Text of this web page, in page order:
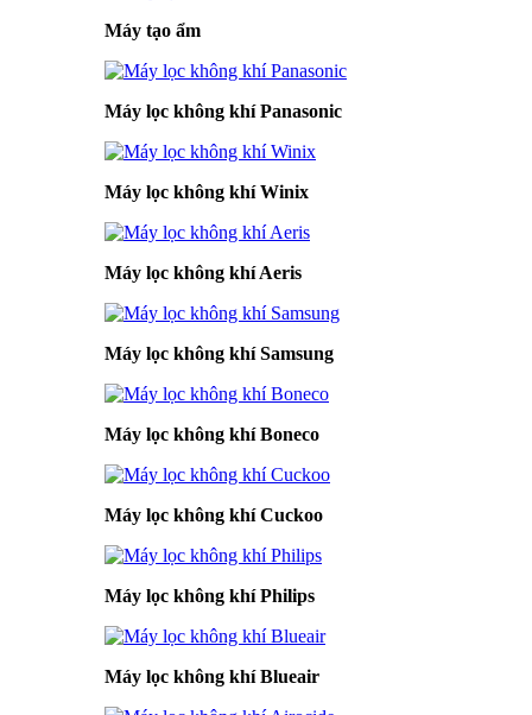
Máy tạo ẩm
Máy lọc không khí Panasonic
Máy lọc không khí Winix
Máy lọc không khí Aeris
Máy lọc không khí Samsung
Máy lọc không khí Boneco
Máy lọc không khí Cuckoo
Máy lọc không khí Philips
Máy lọc không khí Blueair